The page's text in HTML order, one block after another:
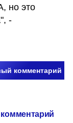
но это
-
комментарий
комментарий